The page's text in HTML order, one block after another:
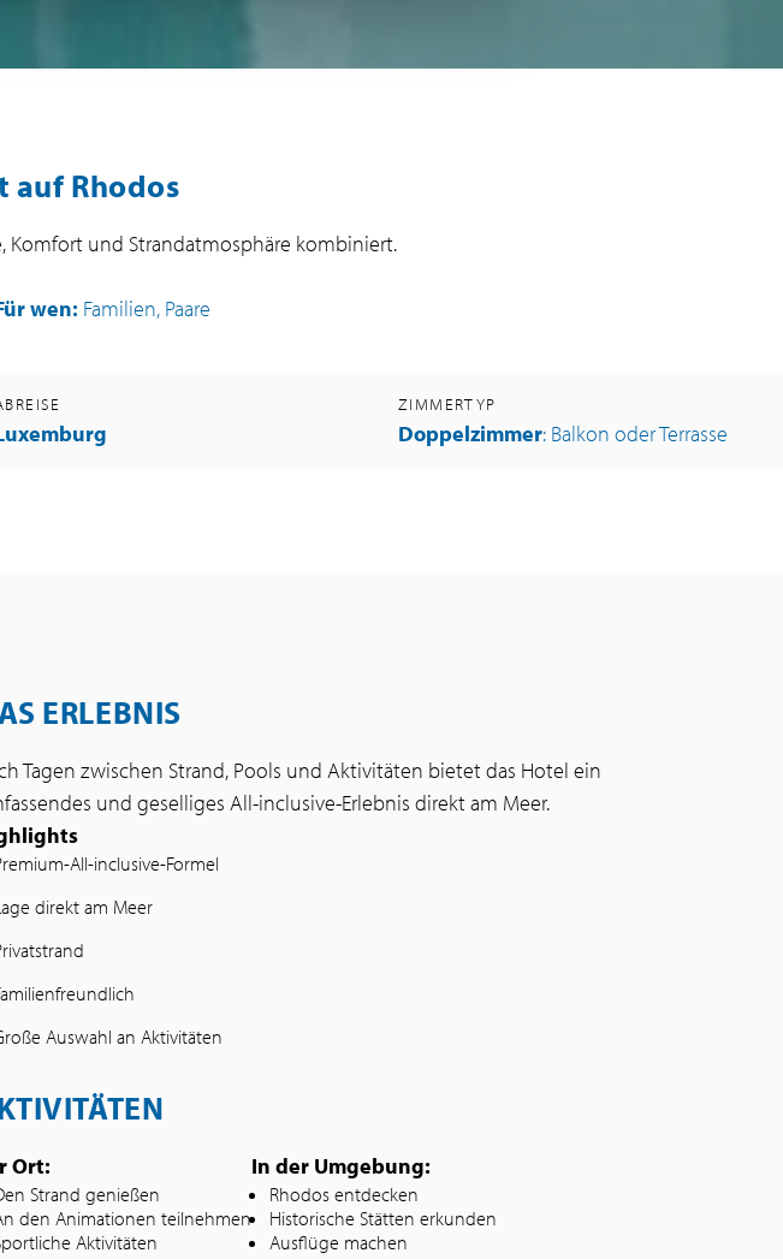
auf Rhodos
Komfort und Strandatmosphäre kombiniert.
wen: Familien, Paare
ZIMMERTYP
Doppelzimmer: Balkon oder Terrasse
ERLEBNIS
Tagen zwischen Strand, Pools und Aktivitäten bietet das Hotel ein
und geselliges All-inclusive-Erlebnis direkt am Meer.
All-inclusive-Formel
direkt am Meer
Auswahl an Aktivitäten
Ort:
Strand genießen
den Animationen teilnehmen
Aktivitäten
In der Umgebung:
Rhodos entdecken
Historische Stätten erkunden
Ausflüge machen